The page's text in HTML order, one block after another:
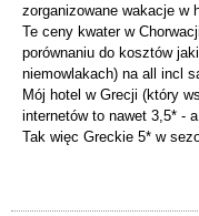
zorganizowane wakacje w
Te ceny kwater w
porównaniu do kosztów
niemowlakach) na all incl
Mój hotel w Grecji (który
internetów to nawet 3,5* -
Tak więc Greckie 5* w